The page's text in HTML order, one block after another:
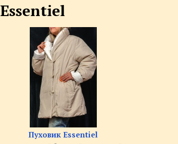
Essentiel
Пуховик Essentiel